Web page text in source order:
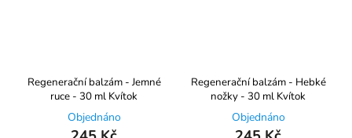
Regenerační balzám - Jemné
ruce - 30 ml Kvítok
Objednáno
Regenerační balzám - Hebké
nožky - 30 ml Kvítok
Objednáno